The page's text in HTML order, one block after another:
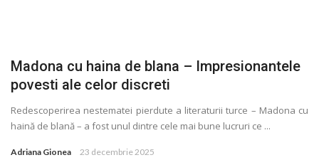
Madona cu haina de blana – Impresionantele
povesti ale celor discreti
Redescoperirea nestematei pierdute a literaturii turce – Madona cu
haină de blană – a fost unul dintre cele mai bune lucruri ce ...
Adriana Gionea 23 decembrie 2025